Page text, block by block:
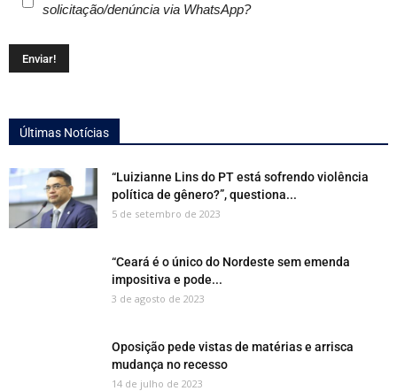
solicitação/denúncia via WhatsApp?
Últimas Notícias
“Luizianne Lins do PT está sofrendo violência
política de gênero?”, questiona...
5 de setembro de 2023
“Ceará é o único do Nordeste sem emenda
impositiva e pode...
3 de agosto de 2023
Oposição pede vistas de matérias e arrisca
mudança no recesso
14 de julho de 2023